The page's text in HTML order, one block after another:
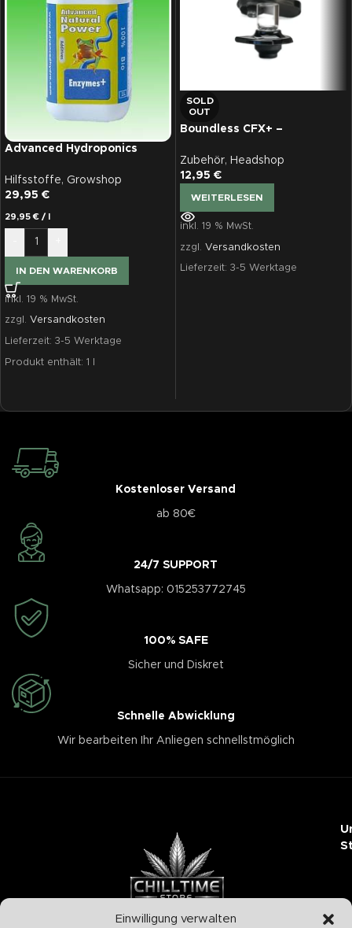
Einwilligung verwalten
Advanced Hydroponics
Hilfsstoffe, Growshop
29,95 €
29,95€ /
IN DEN WARENKORB
inkl. 19 % MwSt.
zzgl. Versandkosten
Lieferzeit: 3-5 Werktage
Produkt enthält: 1
SOLD
OUT
Boundless CFX+ –
Zubehör, Headshop
12,95 €
WEITERLESEN
inkl. 19 % MwSt.
zzgl. Versandkosten
Lieferzeit: 3-5 Werktage
Kostenloser Versand
ab 80€
24/7 SUPPORT
Whatsapp: 015253772745
100% SAFE
Sicher und Diskret
Schnelle Abwicklung
Wir bearbeiten Ihr Anliegen schnellstmöglich